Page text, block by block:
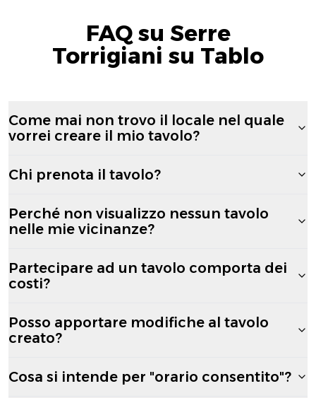
FAQ su Serre
Torrigiani su Tablo
Come mai non trovo il locale nel quale
vorrei creare il mio tavolo?
Chi prenota il tavolo?
Perché non visualizzo nessun tavolo
nelle mie vicinanze?
Partecipare ad un tavolo comporta dei
costi?
Posso apportare modifiche al tavolo
creato?
Cosa si intende per "orario consentito"?